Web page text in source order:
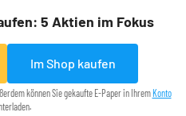
5 Aktien im Fokus
Im Shop kaufen
können Sie gekaufte E-Paper in IhremKonto